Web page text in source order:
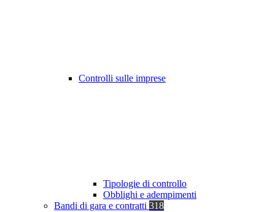
Controlli sulle imprese
Tipologie di controllo
Obblighi e adempimenti
Bandi di gara e contratti 318